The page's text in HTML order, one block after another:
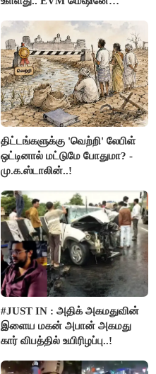
இளங்கோ
திட்டங்களுக்கு 'வெற்றி' லேபிள்
ஒட்டினால் மட்டுமே போதுமா? -
மு.க.ஸ்டாலின்..!
#JUST IN : அதிக் அகமதுவின்
இளைய மகன் அபான் அகமது
கார் விபத்தில் உயிரிழப்பு..!